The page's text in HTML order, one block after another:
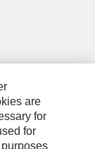
are
for
for